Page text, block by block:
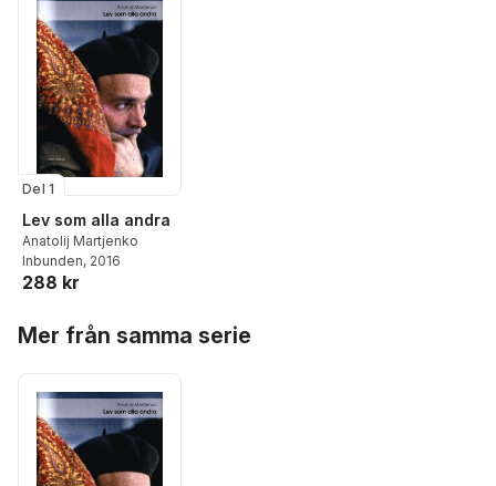
Del 1
Lev som alla andra
Anatolij Martjenko
Inbunden, 2016
288 kr
Mer från samma serie